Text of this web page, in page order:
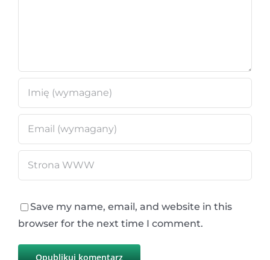
Save my name, email, and website in this
browser for the next time I comment.